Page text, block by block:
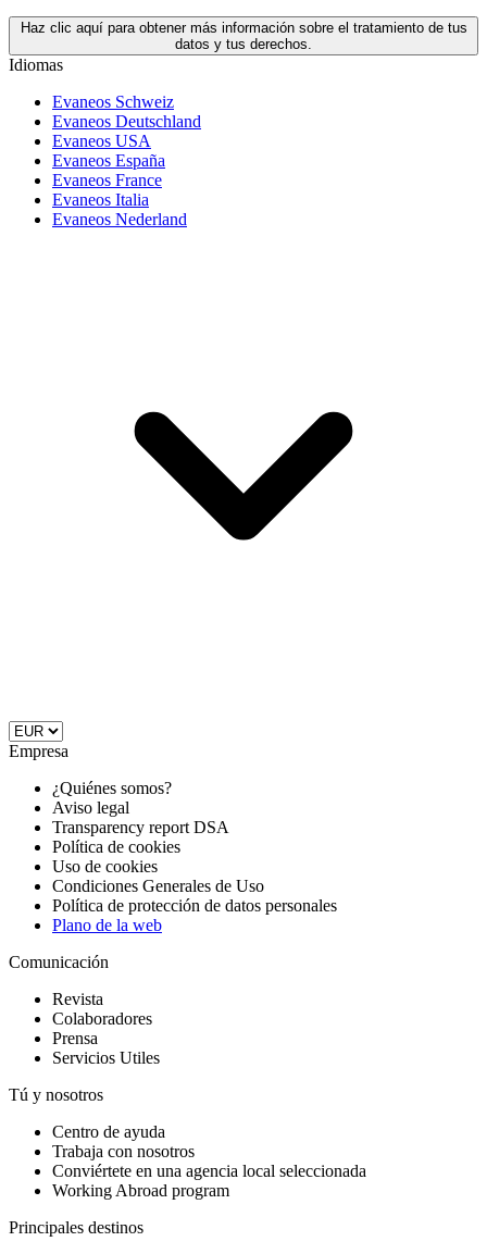
Haz clic aquí para obtener más información sobre el tratamiento de tus
datos y tus derechos.
Idiomas
Evaneos Schweiz
Evaneos Deutschland
Evaneos USA
Evaneos España
Evaneos France
Evaneos Italia
Evaneos Nederland
Empresa
¿Quiénes somos?
Aviso legal
Transparency report DSA
Política de cookies
Uso de cookies
Condiciones Generales de Uso
Política de protección de datos personales
Plano de la web
Comunicación
Revista
Colaboradores
Prensa
Servicios Utiles
Tú y nosotros
Centro de ayuda
Trabaja con nosotros
Conviértete en una agencia local seleccionada
Working Abroad program
Principales destinos